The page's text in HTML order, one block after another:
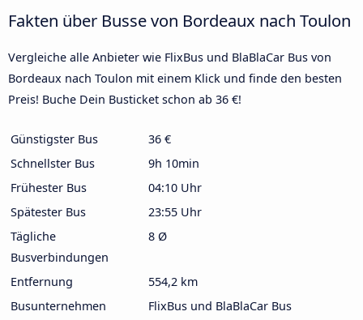
Fakten über Busse von Bordeaux nach Toulon
Vergleiche alle Anbieter wie FlixBus und BlaBlaCar Bus von
Bordeaux nach Toulon mit einem Klick und finde den besten
Preis! Buche Dein Busticket schon ab 36 €!
Günstigster Bus
36 €
Schnellster Bus
9h 10min
Frühester Bus
04:10 Uhr
Spätester Bus
23:55 Uhr
Tägliche
Busverbindungen
8 Ø
Entfernung
554,2 km
Busunternehmen
FlixBus und BlaBlaCar Bus